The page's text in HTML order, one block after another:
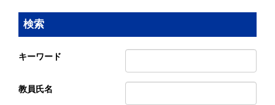
検索
キーワード
教員氏名